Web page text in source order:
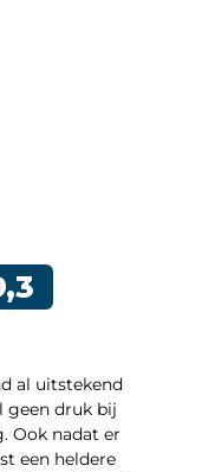
al uitstekend
geen druk bij
Ook nadat er
een heldere